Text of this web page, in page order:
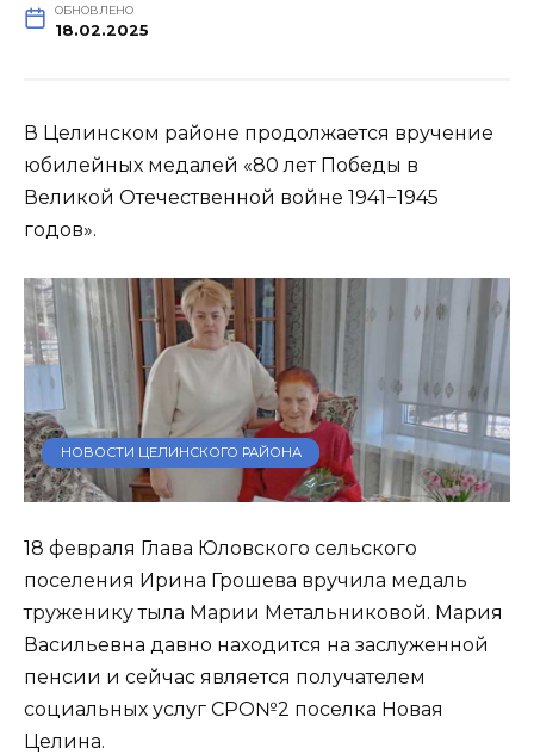
ОБНОВЛЕНО
18.02.2025
В Целинском районе продолжается вручение
юбилейных медалей «80 лет Победы в
Великой Отечественной войне 1941−1945
годов».
НОВОСТИ ЦЕЛИНСКОГО РАЙОНА
18 февраля Глава Юловского сельского
поселения Ирина Грошева вручила медаль
труженику тыла Марии Метальниковой. Мария
Васильевна давно находится на заслуженной
пенсии и сейчас является получателем
социальных услуг СРО№2 поселка Новая
Целина.